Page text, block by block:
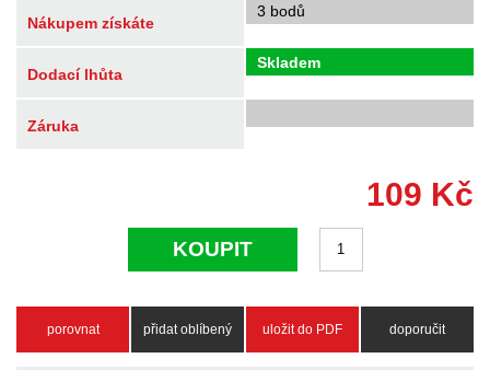
Nákupem získáte
3 bodů
Dodací lhůta
Skladem
Záruka
109 Kč
KOUPIT
porovnat přidat oblíbený uložit do PDF doporučit